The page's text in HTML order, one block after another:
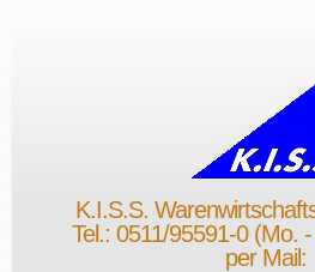
K.I.S.S.
Tel.: 0511/95591-0 (Mo.
per Mail: